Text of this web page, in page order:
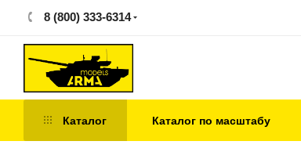
8 (800) 333-6314
Каталог Каталог по масштабу